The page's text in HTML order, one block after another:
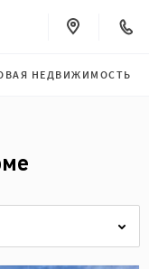
НЕДВИЖИМОСТЬ